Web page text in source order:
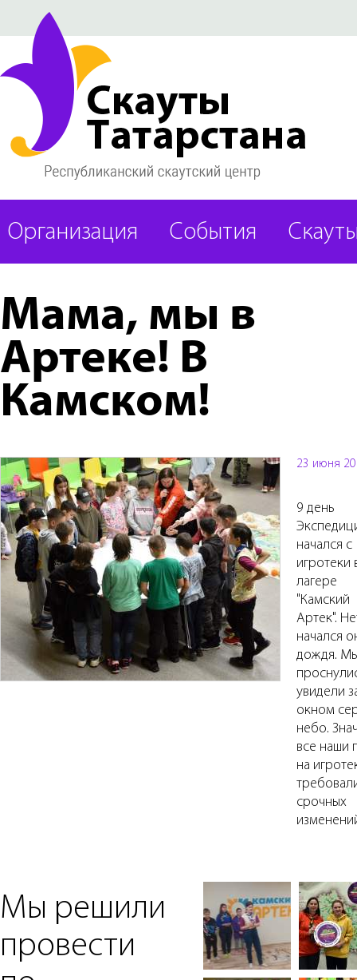
Организация События
Мама, мы в
Артеке! В
Камском!
23 июня
9 день
начался с
игротеки
лагере
"Камский
Артек".
начался
дождя.
увидели
окном
небо.
все наши
на
срочных
Мы решили
провести